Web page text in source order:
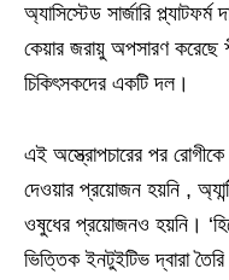
অ্যাসিস্টেড সার্জারি
কেয়ার জরায়ু অপসারণ করেছে
চিকিৎসকদের একটি দল।
এই অস্ত্রোপচারের পর
দেওয়ার প্রয়োজন হয়নি ,
ওষুধের প্রয়োজনও হয়নি।
ভিত্তিক ইনটুইটিভ দ্বারা